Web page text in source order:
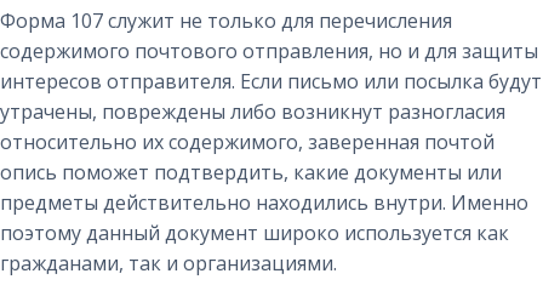
Форма 107 служит не только для перечисления
содержимого почтового отправления, но и для защиты
интересов отправителя. Если письмо или посылка будут
утрачены, повреждены либо возникнут разногласия
относительно их содержимого, заверенная почтой
опись поможет подтвердить, какие документы или
предметы действительно находились внутри. Именно
поэтому данный документ широко используется как
гражданами, так и организациями.